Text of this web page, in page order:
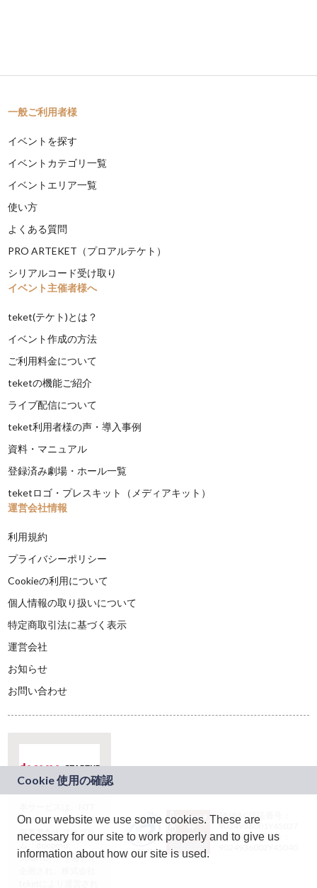
一般ご利用者様
イベントを探す
イベントカテゴリ一覧
イベントエリア一覧
使い方
よくある質問
PRO ARTEKET（プロアルテケト）
シリアルコード受け取り
イベント主催者様へ
teket(テケト)とは？
イベント作成の方法
ご利用料金について
teketの機能ご紹介
ライブ配信について
teket利用者様の声・導入事例
資料・マニュアル
登録済み劇場・ホール一覧
teketロゴ・プレスキット（メディアキット）
運営会社情報
利用規約
プライバシーポリシー
Cookieの利用について
個人情報の取り扱いについて
特定商取引法に基づく表示
運営会社
お知らせ
お問い合わせ
ドコモグループの新
規事業創出プログラ
ム「docomo
STARTUP」を通じて
JASRAC許諾番号：
9024936001Y45037
JASRAC許諾番号：
On our website we use some cookies. These are
necessary for our site to work properly and to give us
information about how our site is used.